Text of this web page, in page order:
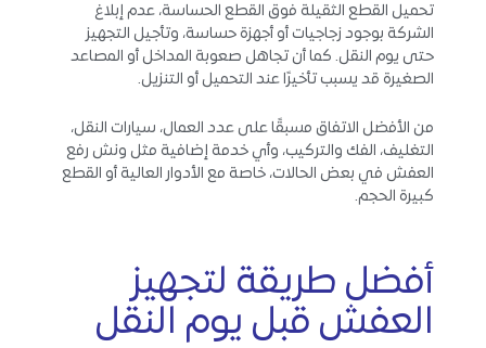
تحميل القطع الثقيلة فوق القطع الحساسة، عدم إبلاغ
الشركة بوجود زجاجيات أو أجهزة حساسة، وتأجيل التجهيز
حتى يوم النقل. كما أن تجاهل صعوبة المداخل أو المصاعد
الصغيرة قد يسبب تأخيرًا عند التحميل أو التنزيل.
من الأفضل الاتفاق مسبقًا على عدد العمال، سيارات النقل،
التغليف، الفك والتركيب، وأي خدمة إضافية مثل ونش رفع
العفش في بعض الحالات، خاصة مع الأدوار العالية أو القطع
كبيرة الحجم.
أفضل طريقة لتجهيز
العفش قبل يوم النقل